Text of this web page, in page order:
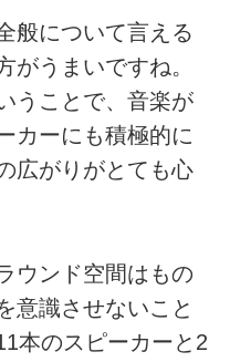
般について言える
がうまいですね。
うことで、音楽が
カーにも積極的に
広がりがとても心
ウンド空間はもの
意識させないこと
本のスピーカーと2